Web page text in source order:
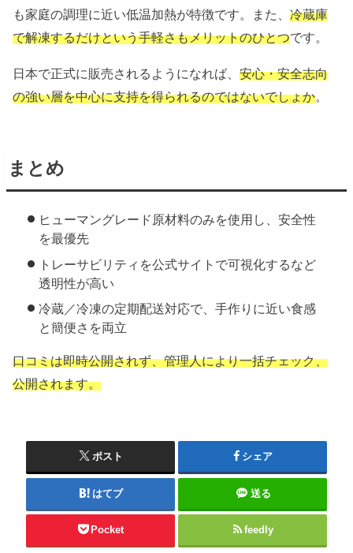
も家庭の調理に近い低温加熱が特徴です。また、冷蔵庫
で解凍するだけという手軽さもメリットのひとつです。
日本で正式に販売されるようになれば、安心・安全志向
の強い層を中心に支持を得られるのではないでしょか。
まとめ
ヒューマングレード原材料のみを使用し、安全性
を最優先
トレーサビリティを公式サイトで可視化するなど
透明性が高い
冷蔵／冷凍の定期配送対応で、手作りに近い食感
と簡便さを両立
口コミは即時公開されず、管理人により一括チェック、
公開されます。
ポスト シェア
はてブ 送る
Pocket feedly